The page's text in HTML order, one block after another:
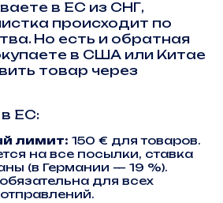
в ЕС из СНГ,
происходит по
Но есть и обратная
в США или Китае
товар через
ЕС:
лимит: 150 € для товаров.
на все посылки, ставка
(в Германии — 19 %).
обязательна для всех